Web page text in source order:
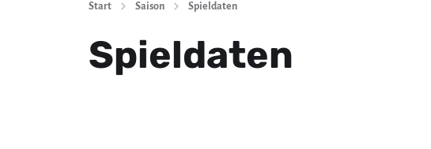
Start Saison Spieldaten
Spieldaten